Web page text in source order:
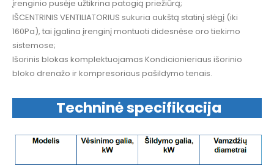
įrenginio pusėje užtikrina patogią priežiūrą;
IŠCENTRINIS VENTILIATORIUS sukuria aukštą statinį slėgį (iki
160Pa), tai įgalina įrenginį montuoti didesnėse oro tiekimo
sistemose;
Išorinis blokas komplektuojamas Kondicionieriaus išorinio
bloko drenažo ir kompresoriaus pašildymo tenais.
Techninė specifikacija